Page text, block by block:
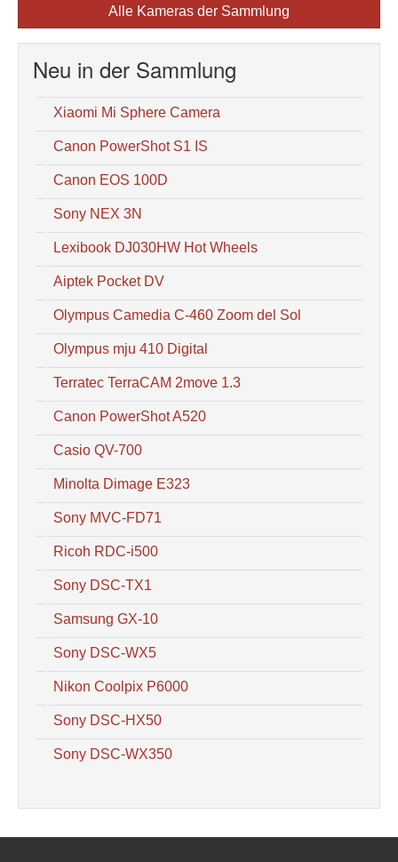
Alle Kameras der Sammlung
Neu in der Sammlung
Xiaomi Mi Sphere Camera
Canon PowerShot S1 IS
Canon EOS 100D
Sony NEX 3N
Lexibook DJ030HW Hot Wheels
Aiptek Pocket DV
Olympus Camedia C-460 Zoom del Sol
Olympus mju 410 Digital
Terratec TerraCAM 2move 1.3
Canon PowerShot A520
Casio QV-700
Minolta Dimage E323
Sony MVC-FD71
Ricoh RDC-i500
Sony DSC-TX1
Samsung GX-10
Sony DSC-WX5
Nikon Coolpix P6000
Sony DSC-HX50
Sony DSC-WX350